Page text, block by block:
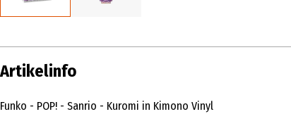
Artikelinfo
Funko - POP! - Sanrio - Kuromi in Kimono Vinyl